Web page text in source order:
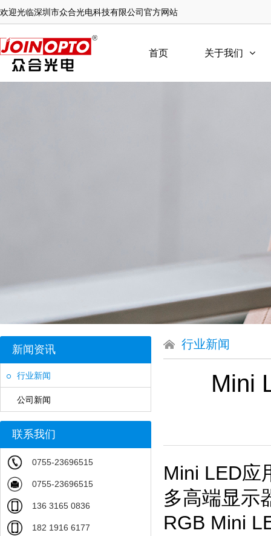
欢迎光临深圳市众合光电科技有限公司官方网站
首页 关于我们
新闻资讯
行业新闻
公司新闻
联系我们
0755-23696515
0755-23696515
136 3165 0836
182 1916 6177
行业新闻
Mini
Mini LED应
多高端显示
RGB Mini